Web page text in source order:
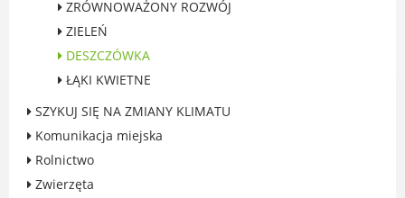
Zdrowie
Porady prawne
Wydarzenia
WYBORY
Likwidacja barier - seniorzy i osoby z
niepełnosprawnościami
ZRÓWNOWAŻONY ROZWÓJ
ZIELEŃ
DESZCZÓWKA
ŁĄKI KWIETNE
SZYKUJ SIĘ NA ZMIANY KLIMATU
Komunikacja miejska
Rolnictwo
Zwierzęta